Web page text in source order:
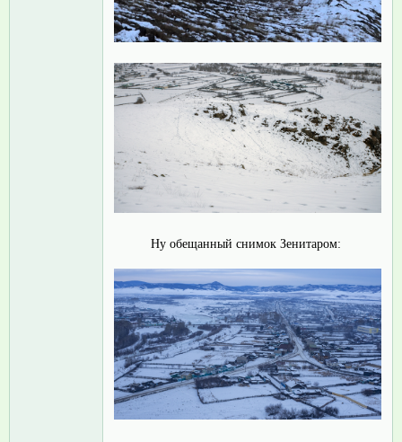
Ну обещанный снимок Зенитаром: